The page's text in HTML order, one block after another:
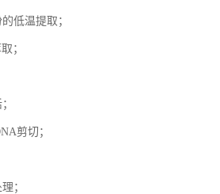
低温提取；
；
剪切；
；